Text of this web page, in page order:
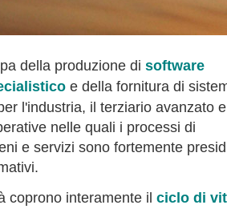
della produzione di software
e della fornitura di
l'industria, il terziario avanzato
nelle quali i processi di
e servizi sono fortemente
coprono interamente il ciclo di